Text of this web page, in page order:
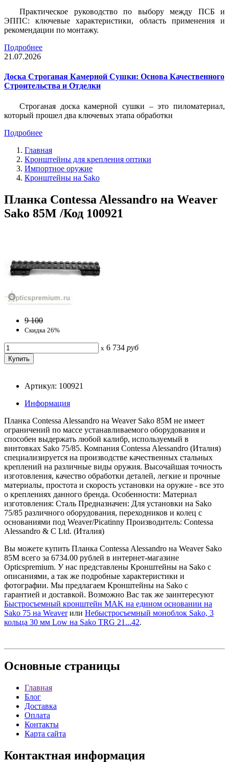
Практическое руководство по выбору между ПСБ и
ЭППС: ключевые характеристики, область применения и
рекомендации по монтажу.
Подробнее
21.07.2026
Доска Строганая Камерной Сушки: Основа Качественного
Строительства и Отделки
Строганая доска камерной сушки – это пиломатериал,
который прошел два ключевых этапа обработки
Подробнее
Главная
Кронштейны для крепления оптики
Импортное оружие
Кронштейны на Sako
Планка Contessa Alessandro на Weaver
Sako 85M /Код 100921
9 100
Скидка 26%
x 6 734 руб
Артикул: 100921
Информация
Планка Contessa Alessandro на Weaver Sako 85M не имеет
ограничений по массе устанавливаемого оборудования и
способен выдержать любой калибр, используемый в
винтовках Sako 75/85. Компания Contessa Alessandro (Италия)
специализируется на производстве качественных стальных
креплений на различные виды оружия. Высочайшая точность
изготовления, качество обработки деталей, легкие и прочные
материалы, простота и скорость установки на оружие - все это
о креплениях данного бренда. Особенности: Материал
изготовления: Сталь Предназначен: Для установки на Sako
75/85 различного оборудования, переходников и колец с
основаниями под Weaver/Picatinny Производитель: Contessa
Alessandro & C Ltd. (Италия)
Вы можете купить Планка Contessa Alessandro на Weaver Sako
85M всего за 6734.00 рублей в интернет-магазине
Opticspremium. У нас представлены Кронштейны на Sako с
описаниями, а так же подробные характеристики и
фотографии. Мы предлагаем Кронштейны на Sako с
гарантией и доставкой. Возможно Вас так же заинтересуют
Быстросъемный кронштейн MAK на едином основании на
Sako 75 на Weaverили Небыстросъемный моноблок Sako, 3
кольца 30 мм Low на Sako TRG 21...42.
Основные страницы
Главная
Блог
Доставка
Оплата
Контакты
Карта сайта
Контактная информация